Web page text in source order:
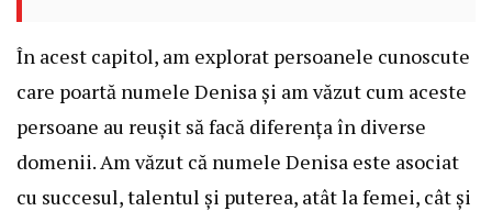
În acest capitol, am explorat persoanele cunoscute
care poartă numele Denisa și am văzut cum aceste
persoane au reușit să facă diferența în diverse
domenii. Am văzut că numele Denisa este asociat
cu succesul, talentul și puterea, atât la femei, cât și